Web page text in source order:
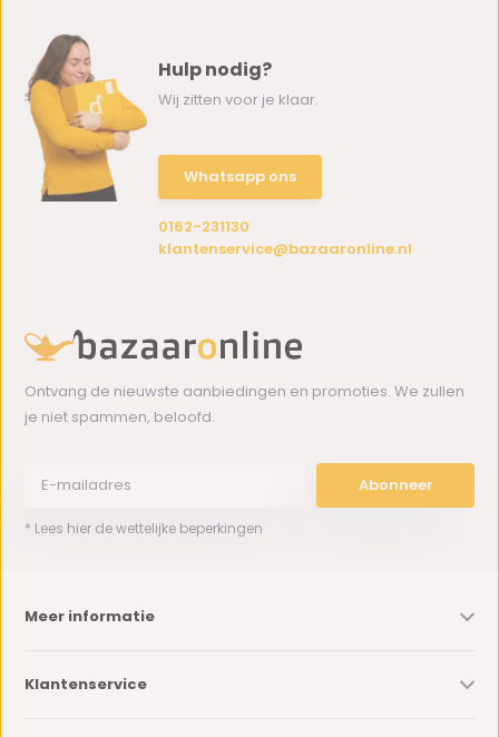
Hulp nodig?
Wij zitten voor je klaar.
Whatsapp ons
0162-231130
klantenservice@bazaaronline.nl
Ontvang de nieuwste aanbiedingen en promoties. We zullen
je niet spammen, beloofd.
Abonneer
* Lees hier de wettelijke beperkingen
Meer informatie
Klantenservice